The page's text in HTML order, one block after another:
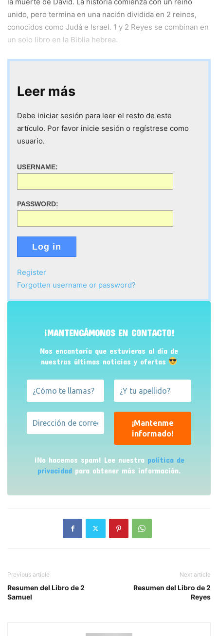
la muerte de David. La historia comienza con un reino
unido, pero termina en una nación dividida en 2 reinos,
conocidos como Judá e Israel. 1 y 2 Reyes se combinan en
un solo libro en la Biblia hebrea.
Leer más
Debe iniciar sesión para leer el resto de este
artículo. Por favor inicie sesión o regístrese como
usuario.
USERNAME:
PASSWORD:
Log in
Register
Forgotten username or password?
¡MANTENGÁMONOS EN CONTACTO!
Nos encantaría que estuvieras al día de
nuestras últimas noticias y ofertas
¡No hacemos spam! Lee nuestra política de
privacidad para obtener más información.
Previous article
Resumen del Libro de 2
Samuel
Next article
Resumen del Libro de 2
Reyes